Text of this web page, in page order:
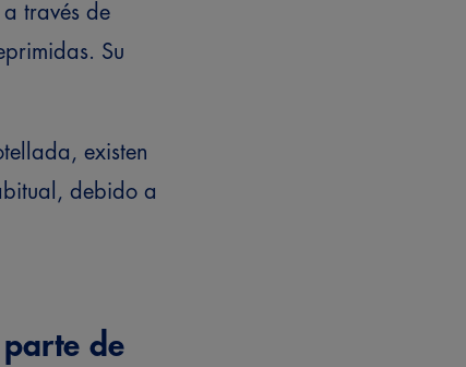
través de
Su
existen
debido a
parte de